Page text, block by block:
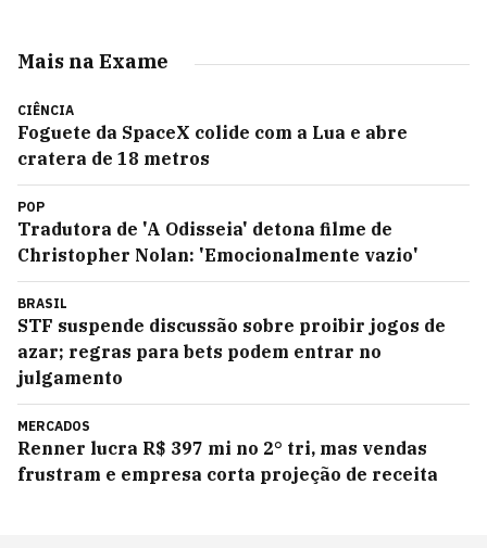
Mais na Exame
CIÊNCIA
Foguete da SpaceX colide com a Lua e abre
cratera de 18 metros
POP
Tradutora de 'A Odisseia' detona filme de
Christopher Nolan: 'Emocionalmente vazio'
BRASIL
STF suspende discussão sobre proibir jogos de
azar; regras para bets podem entrar no
julgamento
MERCADOS
Renner lucra R$ 397 mi no 2° tri, mas vendas
frustram e empresa corta projeção de receita